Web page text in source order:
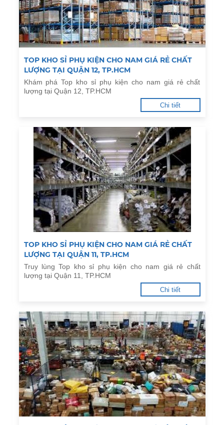
TOP KHO SỈ PHỤ KIỆN CHO NAM GIÁ RẺ CHẤT
LƯỢNG TẠI QUẬN 12, TP.HCM
Khám phá Top kho sỉ phụ kiện cho nam giá rẻ chất
lượng tại Quận 12, TP.HCM
Chi tiết
TOP KHO SỈ PHỤ KIỆN CHO NAM GIÁ RẺ CHẤT
LƯỢNG TẠI QUẬN 11, TP.HCM
Truy lùng Top kho sỉ phụ kiện cho nam giá rẻ chất
lượng tại Quận 11, TP.HCM
Chi tiết